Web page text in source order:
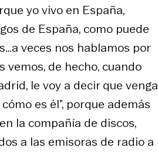
yo vivo en España,
de España, como puede
veces nos hablamos por
vemos, de hecho, cuando
le voy a decir que venga
es él”, porque además
la compañía de discos,
a las emisoras de radio a